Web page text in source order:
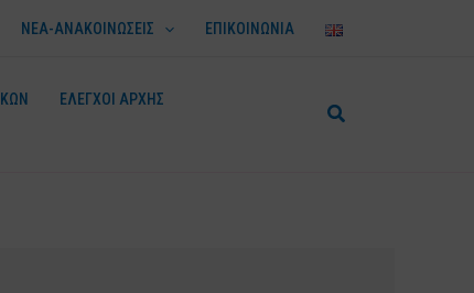
ΝΕΑ-ΑΝΑΚΟΙΝΩΣΕΙΣ ΕΠΙΚΟΙΝΩΝΙΑ
ΕΛΕΓΧΟΙ ΑΡΧΗΣ